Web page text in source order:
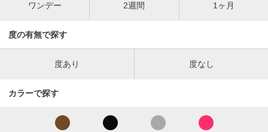
ワンデー 2週間 1ヶ月
度の有無で探す
度あり 度なし
カラーで探す